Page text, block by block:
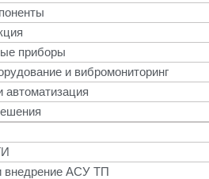
приборы
и вибромониторинг
автоматизация
внедрение АСУ ТП